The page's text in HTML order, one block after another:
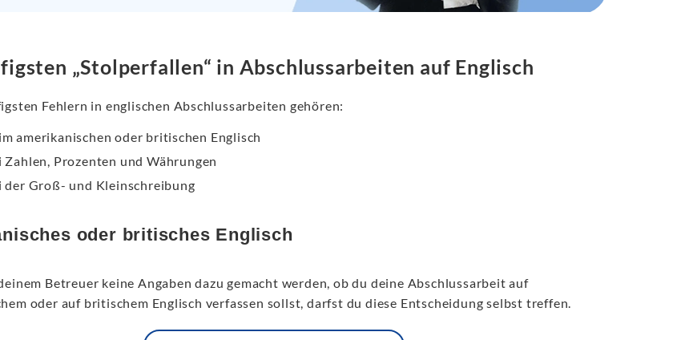
„Stolperfallen“ in Abschlussarbeiten auf Englisch
Fehlern in englischen Abschlussarbeiten gehören:
amerikanischen oder britischen Englisch
Zahlen, Prozenten und Währungen
der Groß- und Kleinschreibung
oder britisches Englisch
Betreuer keine Angaben dazu gemacht werden, ob du deine Abschlussarbeit auf
oder auf britischem Englisch verfassen sollst, darfst du diese Entscheidung selbst treffen.